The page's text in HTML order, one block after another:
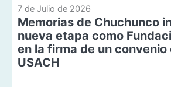
7 de Julio de 2026
Memorias de Chuchunco
nueva etapa como
en la firma de un convenio
USACH